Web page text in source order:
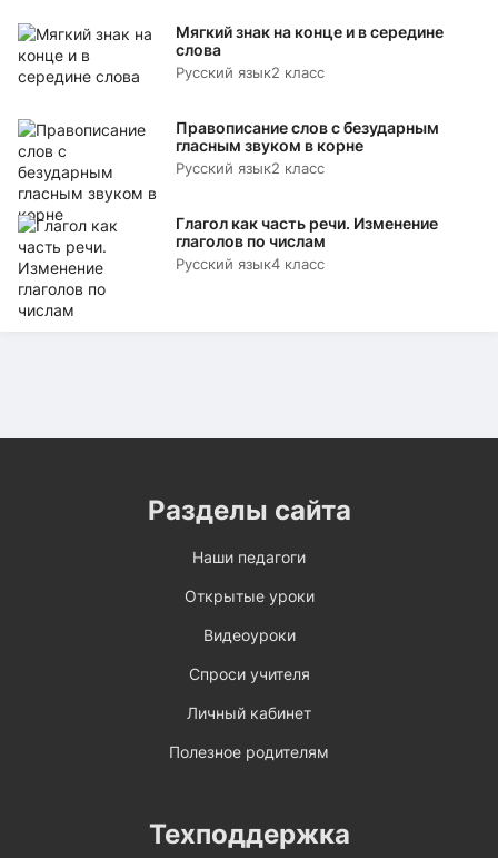
Мягкий знак на конце и в середине
слова
Русский язык2 класс
Правописание слов с безударным
гласным звуком в корне
Русский язык2 класс
Глагол как часть речи. Изменение
глаголов по числам
Русский язык4 класс
Разделы сайта
Наши педагоги
Открытые уроки
Видеоуроки
Спроси учителя
Личный кабинет
Полезное родителям
Техподдержка